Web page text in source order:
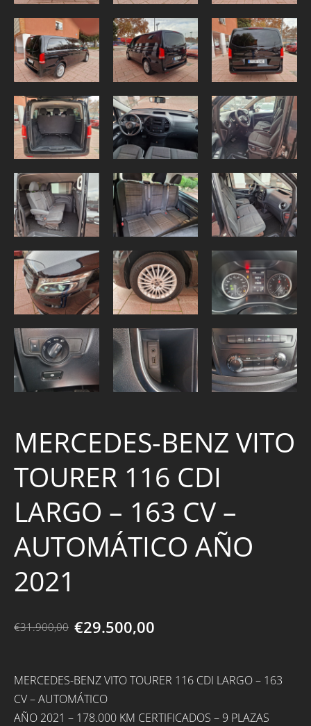
MERCEDES-BENZ VITO
TOURER 116 CDI
LARGO – 163 CV –
AUTOMÁTICO AÑO
2021
€31.900,00 €29.500,00
MERCEDES-BENZ VITO TOURER 116 CDI LARGO – 163
CV – AUTOMÁTICO
AÑO 2021 – 178.000 KM CERTIFICADOS – 9 PLAZAS